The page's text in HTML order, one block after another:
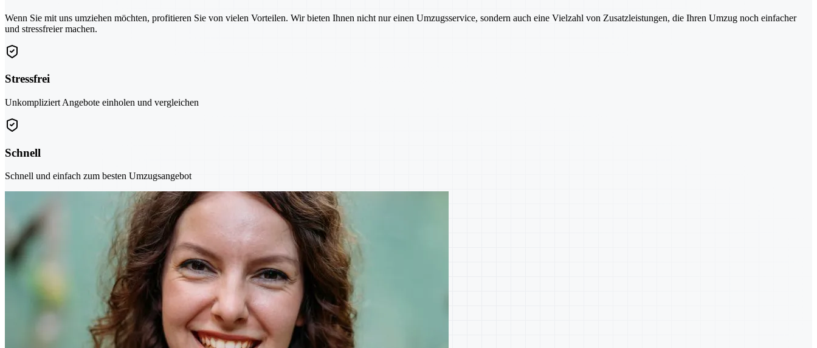
Wenn Sie mit uns umziehen möchten, profitieren Sie von vielen Vorteilen. Wir bieten Ihnen nicht nur einen Umzugsservice, sondern auch eine Vielzahl von Zusatzleistungen, die Ihren Umzug noch einfacher
und stressfreier machen.
Stressfrei
Unkompliziert Angebote einholen und vergleichen
Schnell
Schnell und einfach zum besten Umzugsangebot